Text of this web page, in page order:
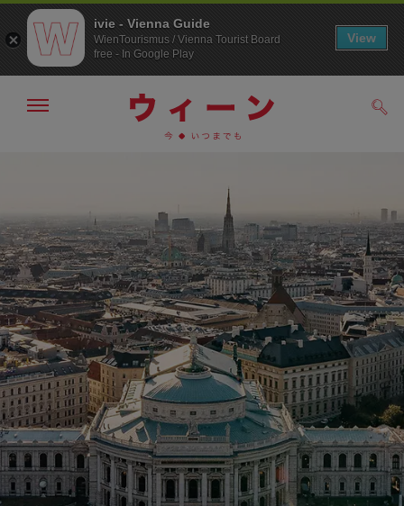
へ
ジ
の
ト
ッ
プ
へ
メ
非
表
示
ivie - Vienna Guide
WienTourismus / Vienna Tourist Board
free - In Google Play
View